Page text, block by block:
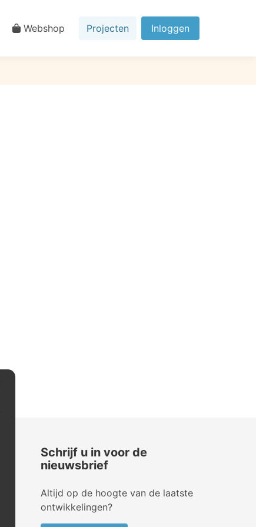
Webshop Projecten Inloggen
Schrijf u in voor de
nieuwsbrief
Altijd op de hoogte van de laatste
ontwikkelingen?